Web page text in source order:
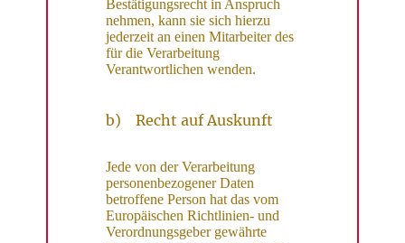
Bestätigungsrecht in Anspruch
nehmen, kann sie sich hierzu
jederzeit an einen Mitarbeiter des
für die Verarbeitung
Verantwortlichen wenden.
b) Recht auf Auskunft
Jede von der Verarbeitung
personenbezogener Daten
betroffene Person hat das vom
Europäischen Richtlinien- und
Verordnungsgeber gewährte